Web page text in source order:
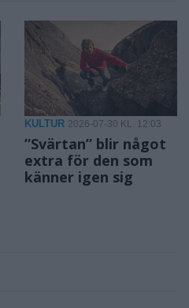
KULTUR 2026-07-30 KL. 12:03
”Svärtan” blir något
extra för den som
känner igen sig